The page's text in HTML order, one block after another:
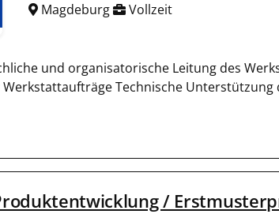
Magdeburg Vollzeit
und organisatorische Leitung des
Technische
/